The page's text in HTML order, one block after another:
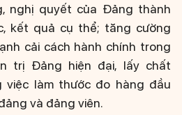
nghị quyết của Đảng thành
kết quả cụ thể; tăng cường
cải cách hành chính trong
trị Đảng hiện đại, lấy chất
việc làm thước đo hàng đầu
và đảng viên.